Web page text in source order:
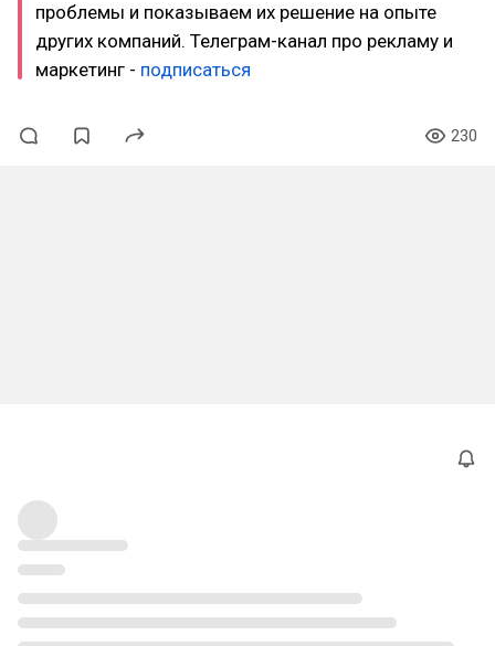
проблемы и показываем их решение на опыте
других компаний. Телеграм-канал про рекламу и
маркетинг - подписаться
230